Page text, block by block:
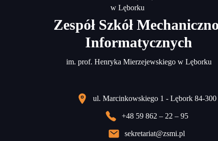
Zespół Szkół
Informatycznych
im. prof. Henryka Mierzejewskiego w Lęborku
ul. Marcinkowskiego 1 - Lębork 84-300
+48 59 862 – 22 – 95
sekretariat@zsmi.pl